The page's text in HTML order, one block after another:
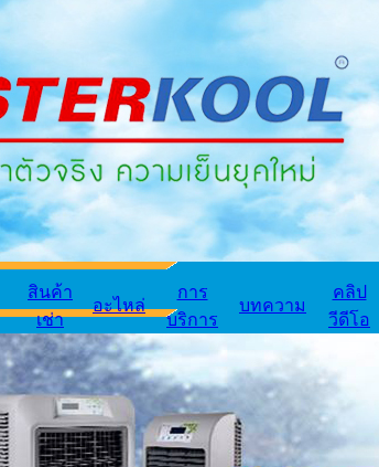
สินค้า
เช่า
อะไหล่
การ
บริการ
บทความ
คลิป
วีดีโอ